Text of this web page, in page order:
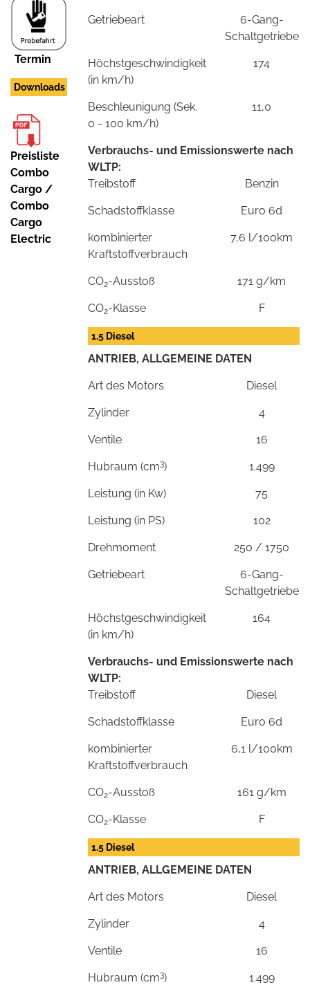
Termin
Downloads
Preisliste
Combo
Cargo /
Combo
Cargo
Electric
Getriebeart
6-Gang-
Schaltgetriebe
Höchstgeschwindigkeit
(in km/h)
174
Beschleunigung (Sek.
0 - 100 km/h)
11,0
Verbrauchs- und Emissionswerte nach
WLTP:
Treibstoff
Benzin
Schadstoffklasse Euro 6d
kombinierter
Kraftstoffverbrauch
7,6 l/100km
CO2-Ausstoß 171 g/km
CO2-Klasse F
1.5 Diesel
ANTRIEB, ALLGEMEINE DATEN
Art des Motors Diesel
Zylinder 4
Ventile 16
Hubraum (cm3) 1.499
Leistung (in Kw) 75
Leistung (in PS) 102
Drehmoment 250 / 1750
Getriebeart
6-Gang-
Schaltgetriebe
Höchstgeschwindigkeit
(in km/h)
164
Verbrauchs- und Emissionswerte nach
WLTP:
Treibstoff
Diesel
Schadstoffklasse Euro 6d
kombinierter
Kraftstoffverbrauch
6,1 l/100km
CO2-Ausstoß 161 g/km
CO2-Klasse F
1.5 Diesel
ANTRIEB, ALLGEMEINE DATEN
Art des Motors Diesel
Zylinder 4
Ventile 16
Hubraum (cm3) 1.499